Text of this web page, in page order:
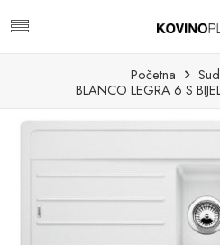
Početna
BLANCO LEGRA 6 S